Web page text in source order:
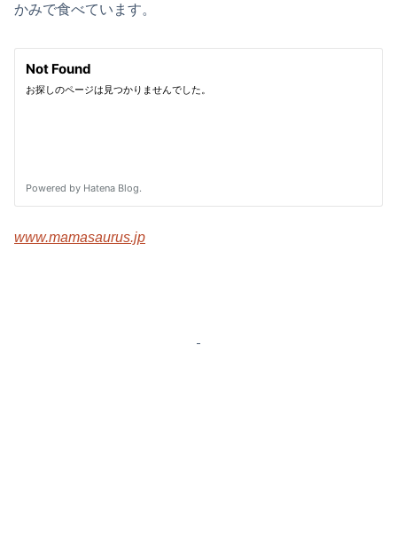
かみで食べています。
www.mamasaurus.jp